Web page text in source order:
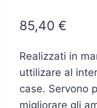
85,40 €
Realizzati in
uttilizare al
case. Servono
migliorare gli